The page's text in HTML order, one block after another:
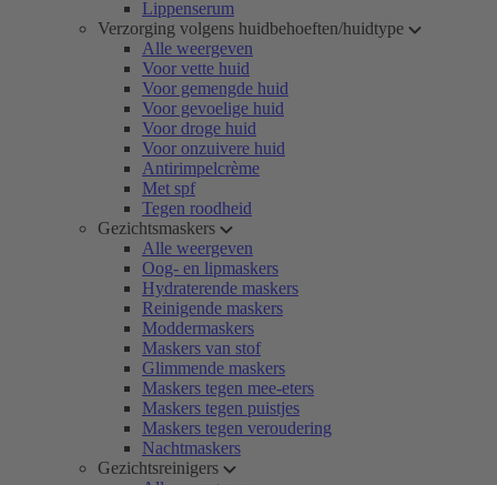
Lippenserum
Verzorging volgens huidbehoeften/huidtype
Alle weergeven
Voor vette huid
Voor gemengde huid
Voor gevoelige huid
Voor droge huid
Voor onzuivere huid
Antirimpelcrème
Met spf
Tegen roodheid
Gezichtsmaskers
Alle weergeven
Oog- en lipmaskers
Hydraterende maskers
Reinigende maskers
Moddermaskers
Maskers van stof
Glimmende maskers
Maskers tegen mee-eters
Maskers tegen puistjes
Maskers tegen veroudering
Nachtmaskers
Gezichtsreinigers